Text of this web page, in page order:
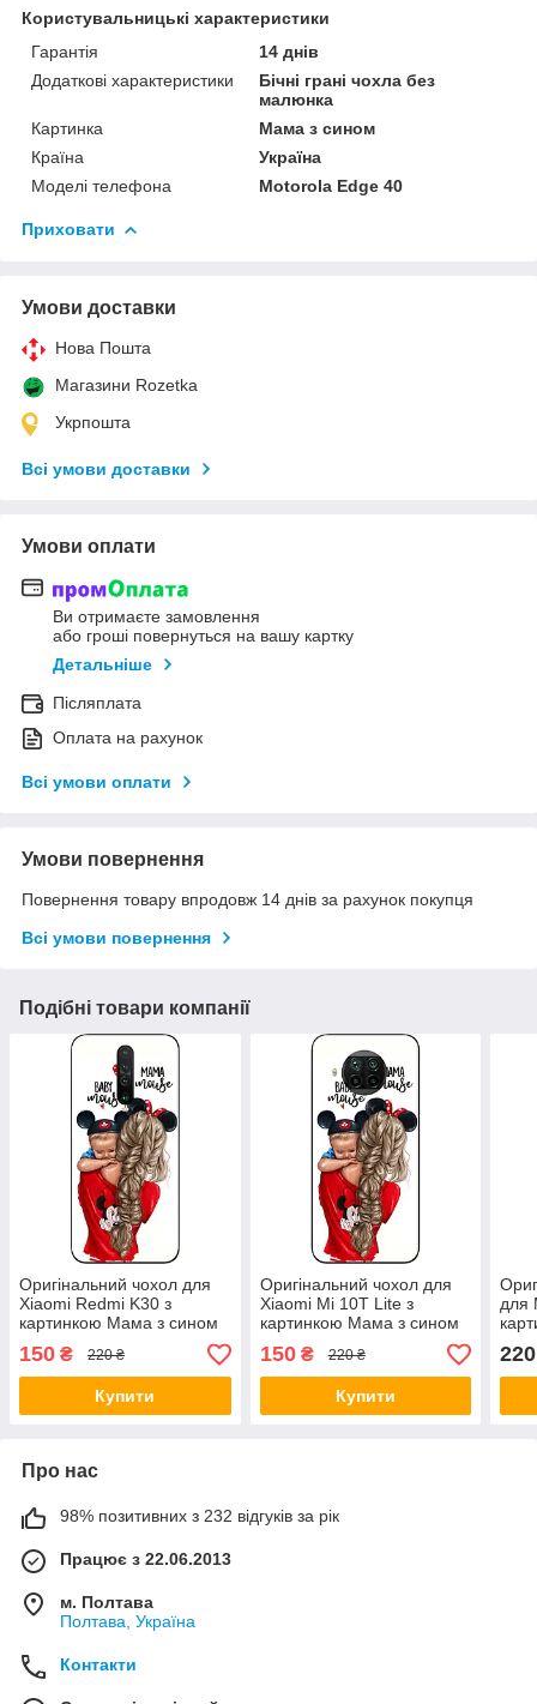
Користувальницькі характеристики
Гарантія
14 днів
Додаткові характеристики
Бічні грані чохла без
малюнка
Картинка
Мама з сином
Країна
Україна
Моделі телефона
Motorola Edge 40
Приховати
Умови доставки
Нова Пошта
Магазини Rozetka
Укрпошта
Всі умови доставки
Умови оплати
Ви отримаєте замовлення
або гроші повернуться на вашу картку
Детальніше
Післяплата
Оплата на рахунок
Всі умови оплати
Умови повернення
Повернення товару впродовж 14 днів за рахунок покупця
Всі умови повернення
Подібні товари компанії
Оригінальний чохол для
Xiaomi Redmi K30 з
картинкою Мама з сином
150 ₴ 220 ₴
Купити
Оригінальний чохол для
Xiaomi Mi 10T Lite з
картинкою Мама з сином
150₴ 220 ₴
Купити
для
220
Про нас
98% позитивних з 232 відгуків за рік
Працює з 22.06.2013
м. Полтава
Полтава, Україна
Контакти